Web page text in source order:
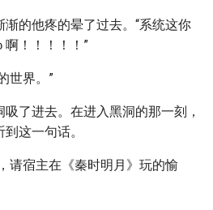
的他疼的晕了过去。“系统这你
！！！！！”
世界。”
了进去。在进入黑洞的那一刻，
这一句话。
请宿主在《秦时明月》玩的愉